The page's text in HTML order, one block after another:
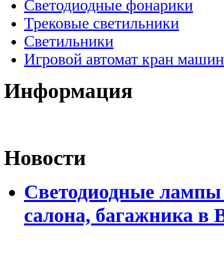
Светодиодные фонарики
Трековые светильники
Светильники
Игровой автомат кран
Информация
Новости
Светодиодные лампы
салона, багажника в